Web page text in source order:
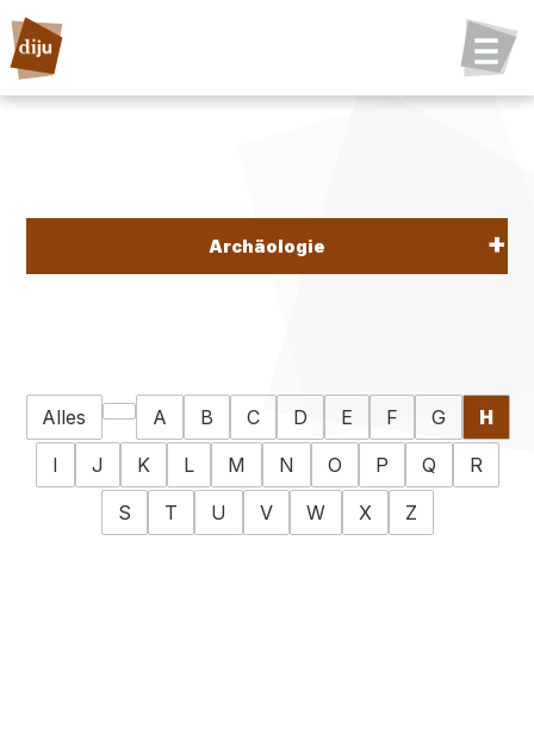
Archäologie
Alles A B C D E F G
H
I
J K L M N O P Q
R
S
T U V W X Z